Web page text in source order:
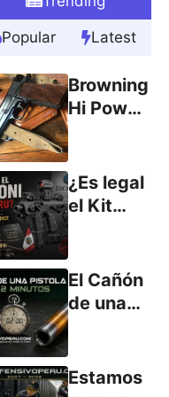
Popular Latest
Browning
Hi Power
¿Es legal
el Kit
Lo que
dice la
dice.
El Cañón
de una
Menos
Estamos